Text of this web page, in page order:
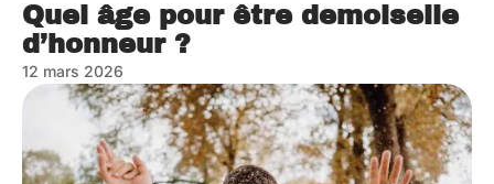
Quel âge pour être demoiselle
d’honneur ?
12 mars 2026